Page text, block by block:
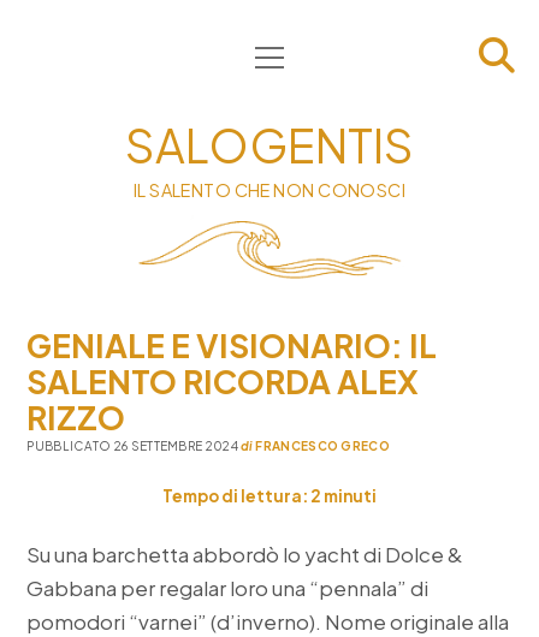
HOME
INFORMATIVA
CONTATTI
PRIVACY & COOKIE POLICY
apri
menu
SALOGENTIS
IL SALENTO CHE NON CONOSCI
GENIALE E VISIONARIO: IL
SALENTO RICORDA ALEX
RIZZO
PUBBLICATO 26 SETTEMBRE 2024diFRANCESCO GRECO
Tempo di lettura: 2 minuti
Su una barchetta abbordò lo yacht di Dolce &
Gabbana per regalar loro una “pennala” di
pomodori “varnei” (d’inverno). Nome originale alla